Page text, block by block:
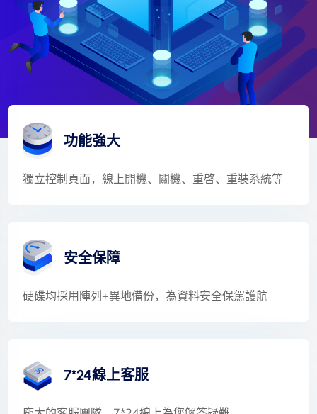
功能強大
獨立控制頁面，線上開機、關機、重啓、重裝系統等
安全保障
硬碟均採用陣列+異地備份，為資料安全保駕護航
7*24線上客服